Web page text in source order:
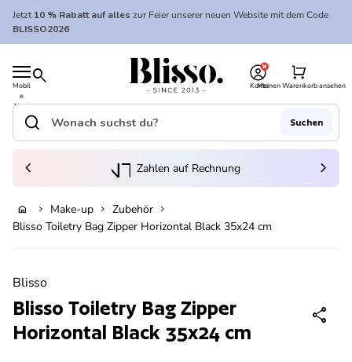
Ausverkauft
Zum Inhalt springen
Jetzt10 % Rabatt auf alles zur Feier unserer neuen Website mit dem Code
BLISSO2026
Mobil
e
Navi
gatio
search
Startseite
Konto
Meinen Warenkorb ansehen
shopping_cart
Startseite
Suche"
search Suchen
(Link öffnet in neuem Tab/Fenster)
Zahlen auf Rechnung
chevron_left chevron_right
home chevron_right Make-up chevron_right Zubehör chevron_right
Blisso Toiletry Bag Zipper Horizontal Black 35x24 cm
Blisso
Blisso Toiletry Bag Zipper
Horizontal Black 35x24 cm
share